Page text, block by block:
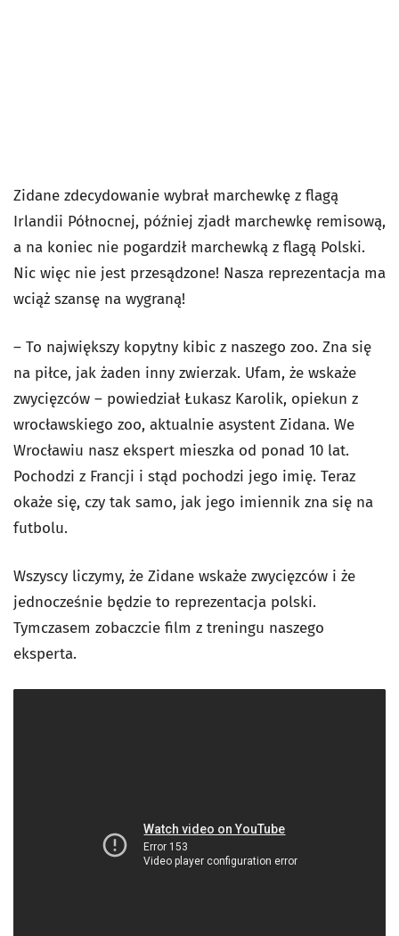
Zidane zdecydowanie wybrał marchewkę z flagą
Irlandii Północnej, później zjadł marchewkę remisową,
a na koniec nie pogardził marchewką z flagą Polski.
Nic więc nie jest przesądzone! Nasza reprezentacja ma
wciąż szansę na wygraną!
– To największy kopytny kibic z naszego zoo. Zna się
na piłce, jak żaden inny zwierzak. Ufam, że wskaże
zwycięzców – powiedział Łukasz Karolik, opiekun z
wrocławskiego zoo, aktualnie asystent Zidana. We
Wrocławiu nasz ekspert mieszka od ponad 10 lat.
Pochodzi z Francji i stąd pochodzi jego imię. Teraz
okaże się, czy tak samo, jak jego imiennik zna się na
futbolu.
Wszyscy liczymy, że Zidane wskaże zwycięzców i że
jednocześnie będzie to reprezentacja polski.
Tymczasem zobaczcie film z treningu naszego
eksperta.